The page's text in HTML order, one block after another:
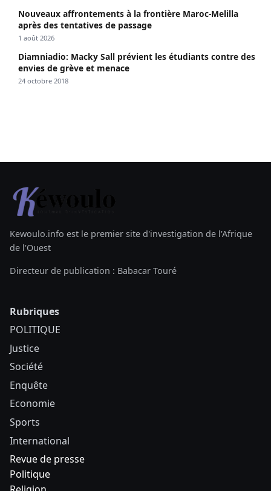
Nouveaux affrontements à la frontière Maroc-Melilla
après des tentatives de passage
1 août 2026
Diamniadio: Macky Sall prévient les étudiants contre des
envies de grève et menace
24 octobre 2018
Kewoulo.info est le premier site d'investigation de l'Afrique
de l'Ouest
Directeur de publication : Babacar Touré
Rubriques
POLITIQUE
Justice
Société
Enquête
Economie
Sports
International
Revue de presse
Politique